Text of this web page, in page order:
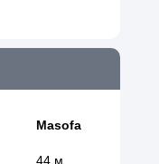
Masofa
44 м